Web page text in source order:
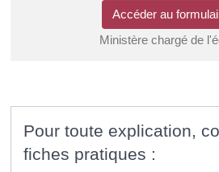
Accéder au
Ministère chargé de
Pour toute explication,
fiches pratiques :